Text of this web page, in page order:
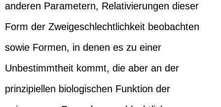
anderen Parametern, Relativierungen dieser
Form der Zweigeschlechtlichkeit beobachten
sowie Formen, in denen es zu einer
Unbestimmtheit kommt, die aber an der
prinzipiellen biologischen Funktion der